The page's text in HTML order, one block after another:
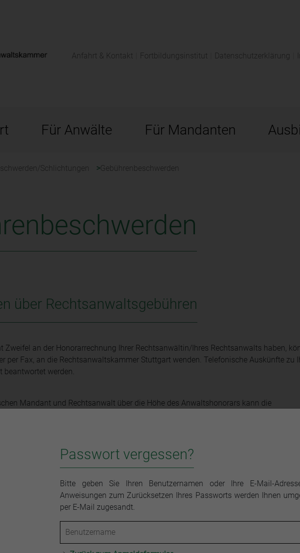
Anfahrt & Kontakt Fortbildungsinstitut Datenschutzerklärung
Passwort vergessen?
Bitte geben Sie Ihren Benutzernamen oder Ihre E-Mail-
Anweisungen zum Zurücksetzen Ihres Passworts werden Ihnen
per E-Mail zugesandt.
Für Anwälte Für Mandanten
Schlichtungen Gebührenbeschwerden
über Rechtsanwaltsgebühren
Zweifel an der Honorarrechnung Ihrer Rechtsanwältin/Ihres Rechtsanwalts haben,
per Fax, an die Rechtsanwaltskammer Stuttgart wenden. Telefonische Auskünfte zu
beantwortet werden.
Mandant und Rechtsanwalt über die Höhe des Anwaltshonorars kann die
sind (außergerichtliche Gebühren) im Rahmen eines kostenpflichtigen
nach § 11 RVG bei dem Gericht des Ausgangsstreits zur Verfügung.
die Rechtsanwaltskammer nicht befugt ist, Ihnen allgemeine Rechtsfragen zu
Rechtsrat zu erteilen. Hierfür sind ausschließlich Rechtsanwältinnen und
Die Rechtsanwaltskammer kann Ihnen daher keine Auskunft darüber geben wie in